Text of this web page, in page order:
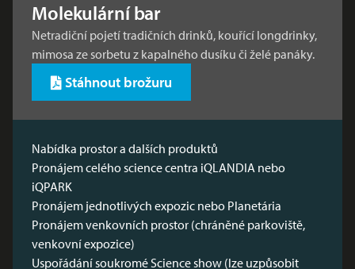
Molekulární bar
Netradiční pojetí tradičních drinků, kouřící longdrinky,
mimosa ze sorbetu z kapalného dusíku či želé panáky.
Stáhnout brožuru
Nabídka prostor a dalších produktů
Pronájem celého science centra iQLANDIA nebo
iQPARK
Pronájem jednotlivých expozic nebo Planetária
Pronájem venkovních prostor (chráněné parkoviště,
venkovní expozice)
Uspořádání soukromé Science show (lze uzpůsobit